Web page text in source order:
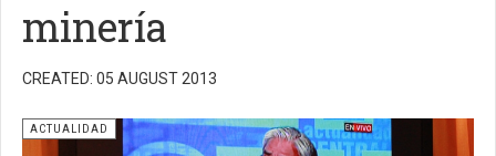
minería
CREATED: 05 AUGUST 2013
ACTUALIDAD